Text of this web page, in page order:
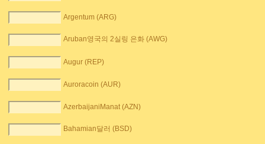
Argentum (ARG)
Aruban영국의 2실링 은화 (AWG)
Augur (REP)
Auroracoin (AUR)
AzerbaijaniManat (AZN)
Bahamian달러 (BSD)